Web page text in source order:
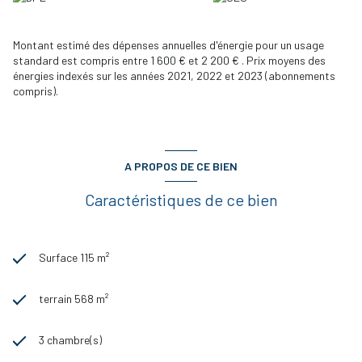
DPE D - Prix de vente 419890 € dont 5,5% d'honoraires à la charge
de l'acquéreur. Prix net vendeur 398000 €.
Les informations sur les risques auxquels ce bien est exposé sont
disponibles sur le site Géorisques : www.georisques.gouv.fr
Montant estimé des dépenses annuelles d'énergie pour un usage
standard est compris entre 1 600 € et 2 200 € . Prix moyens des
énergies indexés sur les années 2021, 2022 et 2023 (abonnements
compris).
A PROPOS DE CE BIEN
Caractéristiques de ce bien
Surface 115 m²
terrain 568 m²
3 chambre(s)